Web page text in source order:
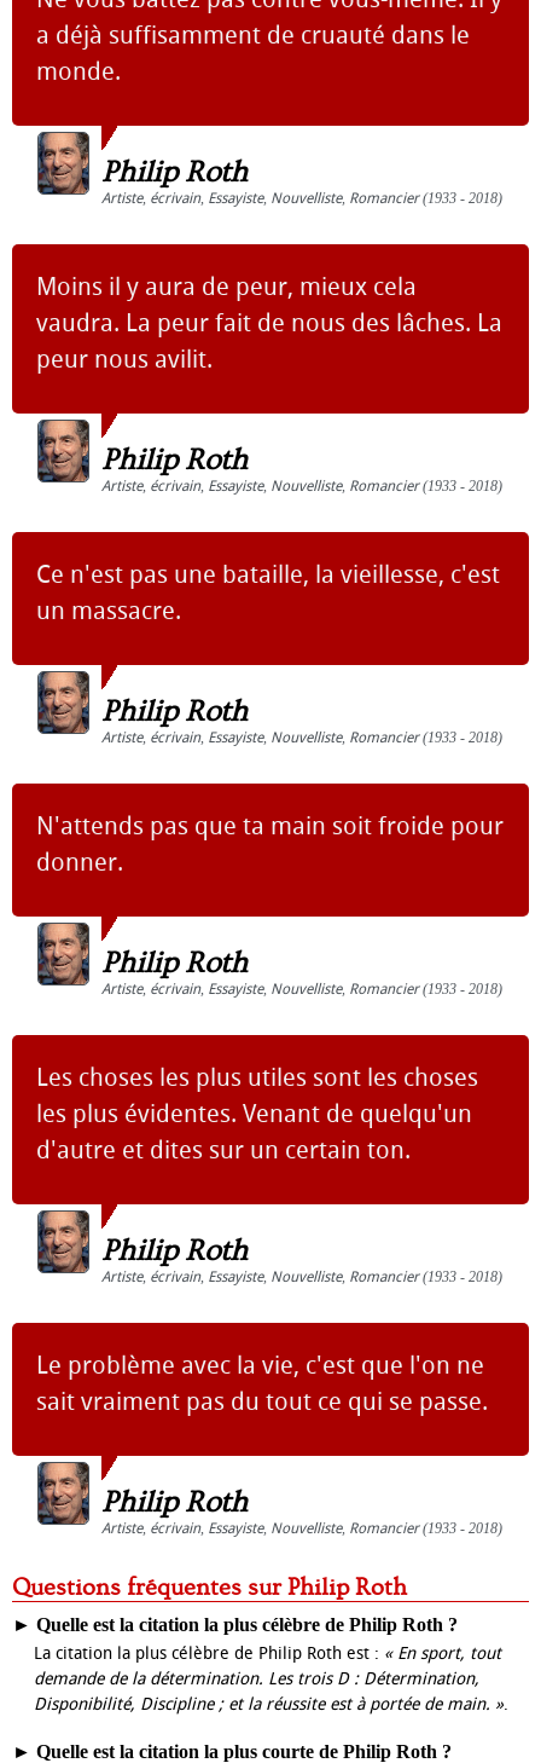
a déjà suffisamment de cruauté dans le
monde.
Philip Roth
Artiste, écrivain, Essayiste, Nouvelliste, Romancier(1933 - 2018)
Moins il y aura de peur, mieux cela
vaudra. La peur fait de nous des lâches. La
peur nous avilit.
Philip Roth
Artiste, écrivain, Essayiste, Nouvelliste, Romancier(1933 - 2018)
Ce n'est pas une bataille, la vieillesse, c'est
un massacre.
Philip Roth
Artiste, écrivain, Essayiste, Nouvelliste, Romancier(1933 - 2018)
N'attends pas que ta main soit froide pour
donner.
Philip Roth
Artiste, écrivain, Essayiste, Nouvelliste, Romancier(1933 - 2018)
Les choses les plus utiles sont les choses
les plus évidentes. Venant de quelqu'un
d'autre et dites sur un certain ton.
Philip Roth
Artiste, écrivain, Essayiste, Nouvelliste, Romancier(1933 - 2018)
Le problème avec la vie, c'est que l'on ne
sait vraiment pas du tout ce qui se passe.
Philip Roth
Artiste, écrivain, Essayiste, Nouvelliste, Romancier(1933 - 2018)
Questions fréquentes sur Philip Roth
► Quelle est la citation la plus célèbre de Philip Roth ?
La citation la plus célèbre de Philip Roth est : « En sport, tout
demande de la détermination. Les trois D : Détermination,
Disponibilité, Discipline ; et la réussite est à portée de main. ».
► Quelle est la citation la plus courte de Philip Roth ?